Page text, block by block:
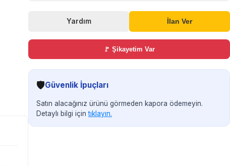
Yardım İlan Ver
🚩 Şikayetim Var
🛡️Güvenlik İpuçları
Satın alacağınız ürünü görmeden kapora ödemeyin.
Detaylı bilgi içintıklayın.